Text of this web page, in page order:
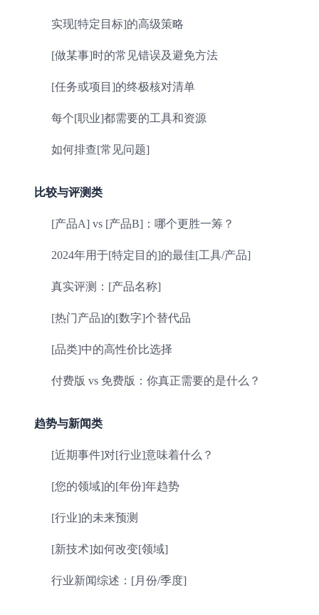
实现[特定目标]的高级策略
[做某事]时的常见错误及避免方法
[任务或项目]的终极核对清单
每个[职业]都需要的工具和资源
如何排查[常见问题]
比较与评测类
[产品A] vs [产品B]：哪个更胜一筹？
2024年用于[特定目的]的最佳[工具/产品]
真实评测：[产品名称]
[热门产品]的[数字]个替代品
[品类]中的高性价比选择
付费版 vs 免费版：你真正需要的是什么？
趋势与新闻类
[近期事件]对[行业]意味着什么？
[您的领域]的[年份]年趋势
[行业]的未来预测
[新技术]如何改变[领域]
行业新闻综述：[月份/季度]